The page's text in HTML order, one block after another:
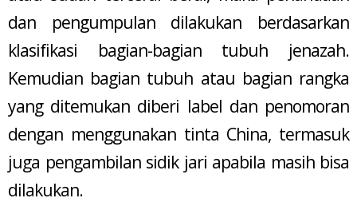
dan pengumpulan dilakukan berdasarkan
klasifikasi bagian-bagian tubuh jenazah.
Kemudian bagian tubuh atau bagian rangka
yang ditemukan diberi label dan penomoran
dengan menggunakan tinta China, termasuk
juga pengambilan sidik jari apabila masih bisa
dilakukan.